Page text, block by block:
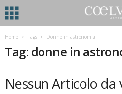
Home Tags Donne in astronomia
Tag: donne in
Nessun Articolo da